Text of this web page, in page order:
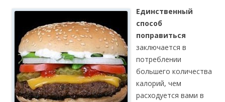
Единственный
способ
поправиться
заключается в
потреблении
большего количества
калорий, чем
расходуется вами в